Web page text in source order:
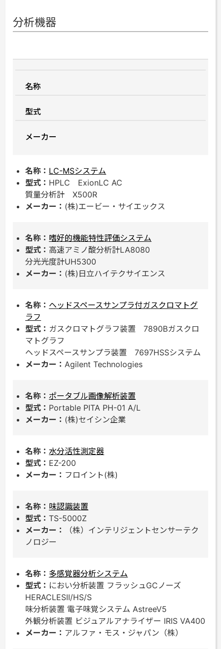
分析機器
名称
型式
メーカー
LC-MSシステム
HPLC ExionLC AC
質量分析計 X500R
(株)エービー・サイエックス
嗜好的機能特性評価システム
高速アミノ酸分析計LA8080
分光光度計UH5300
(株)日立ハイテクサイエンス
ヘッドスペースサンプラ付ガスクロマトグ
ラフ
ガスクロマトグラフ装置 7890Bガスクロ
マトグラフ
ヘッドスペースサンプラ装置 7697HSSシステム
Agilent Technologies
ポータブル画像解析装置
Portable PITA PH-01 A/L
(株)セイシン企業
水分活性測定器
EZ-200
フロイント(株)
味認識装置
TS-5000Z
（株）インテリジェントセンサーテク
ノロジー
多感覚器分析システム
におい分析装置 フラッシュGCノーズ
HERACLESII/HS/S
味分析装置 電子味覚システム AstreeV5
外観分析装置 ビジュアルアナライザー IRIS VA400
アルファ・モス・ジャパン（株）